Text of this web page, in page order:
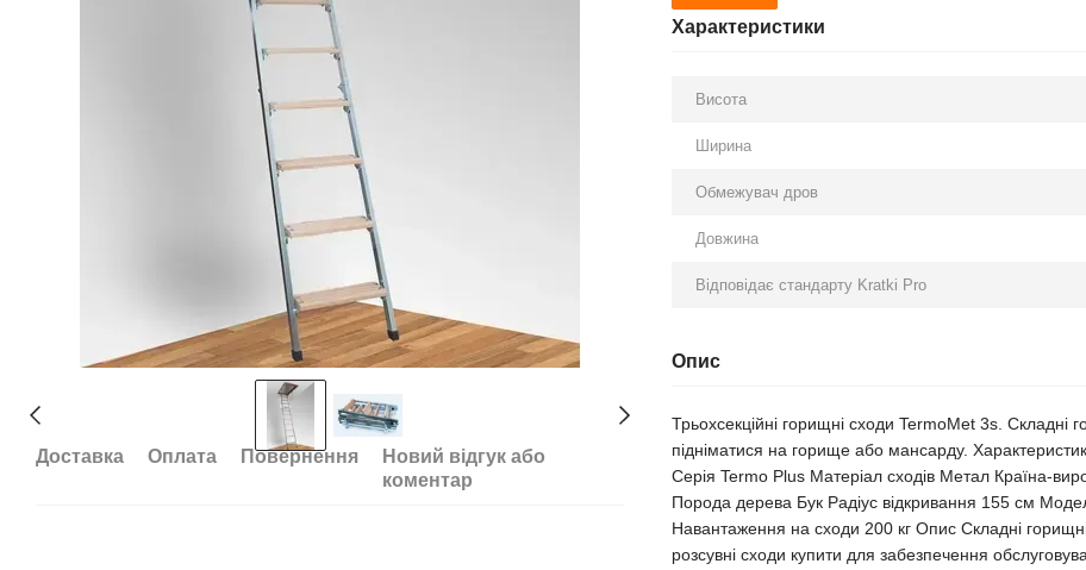
Доставка Оплата Повернення
Новий відгук або
коментар
Характеристики
Висота
Ширина
Обмежувач дров
Довжина
Відповідає стандарту Kratki Pro
Опис
Трьохсекційні горищні сходи TermoMet 3s. Складні
підніматися на горище або мансарду.
Серія Termo Plus Матеріал сходів Метал Країна-
Порода дерева Бук Радіус відкривання 155 см
Навантаження на сходи 200 кг Опис Складні
розсувні сходи купити для забезпечення